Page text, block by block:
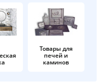
Товары для
печей и
каминов